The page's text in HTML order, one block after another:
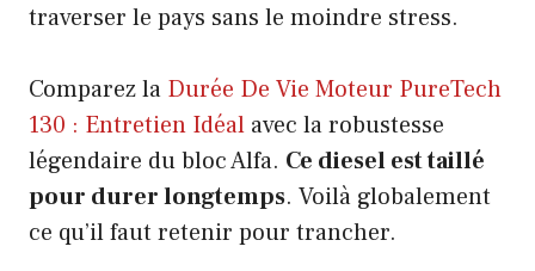
traverser le pays sans le moindre stress.
Comparez la Durée De Vie Moteur PureTech
130 : Entretien Idéal avec la robustesse
légendaire du bloc Alfa. Ce diesel est taillé
pour durer longtemps. Voilà globalement
ce qu’il faut retenir pour trancher.